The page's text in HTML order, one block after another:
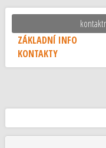
ZÁKLADNÍ INFO
KONTAKTY